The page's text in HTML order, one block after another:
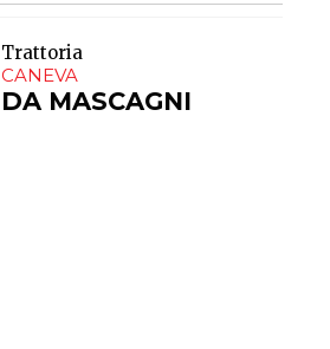
Trattoria
CANEVA
DA MASCAGNI